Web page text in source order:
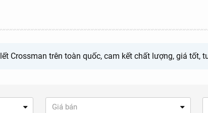
Crossman trên toàn quốc, cam kết chất lượng, giá tốt,
Giá bán